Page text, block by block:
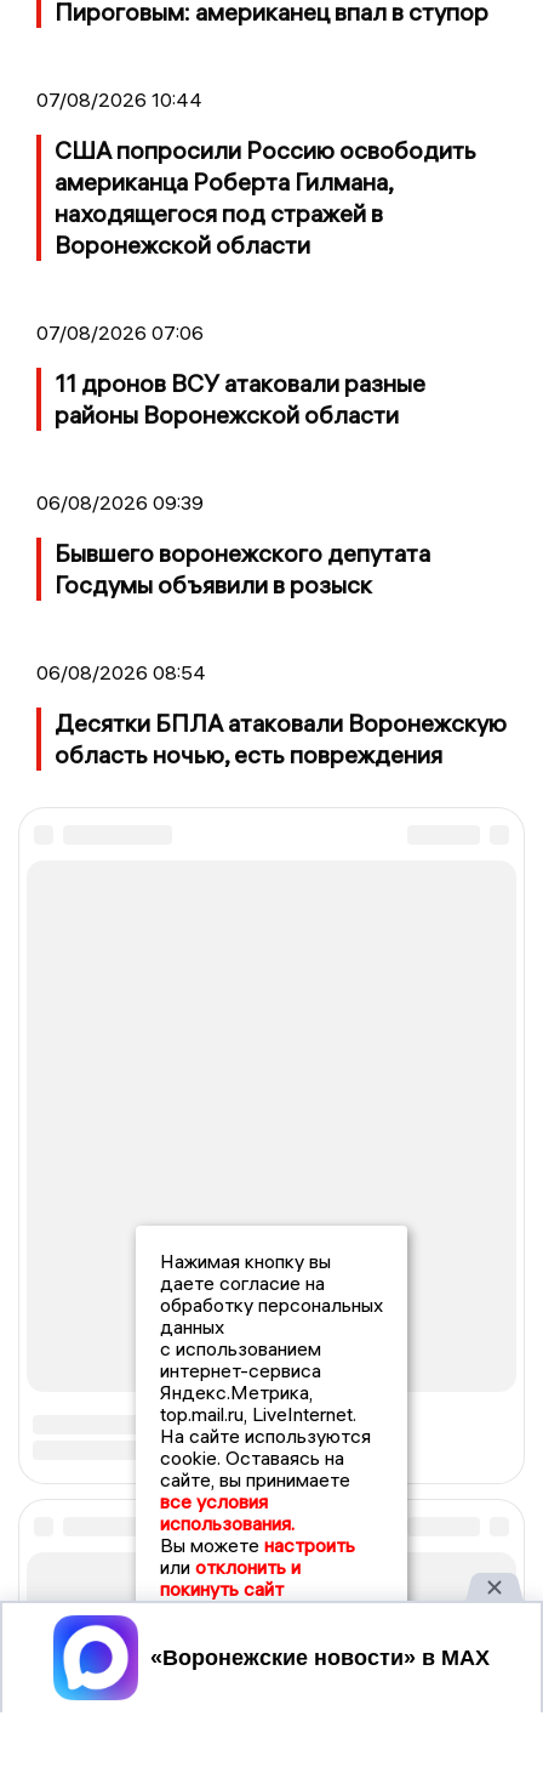
Пироговым: американец впал в ступор
07/08/2026 10:44
США попросили Россию освободить
американца Роберта Гилмана,
находящегося под стражей в
Воронежской области
07/08/2026 07:06
11 дронов ВСУ атаковали разные
районы Воронежской области
06/08/2026 09:39
Бывшего воронежского депутата
Госдумы объявили в розыск
06/08/2026 08:54
Десятки БПЛА атаковали Воронежскую
область ночью, есть повреждения
Нажимая кнопку вы
даете согласие на
обработку персональных
данных
с использованием
интернет-сервиса
Яндекс.Метрика,
top.mail.ru, LiveInternet.
На сайте используются
cookie. Оставаясь на
сайте, вы принимаете
все условия
использования.
Вы можете настроить
или отклонить и
покинуть сайт
Принять